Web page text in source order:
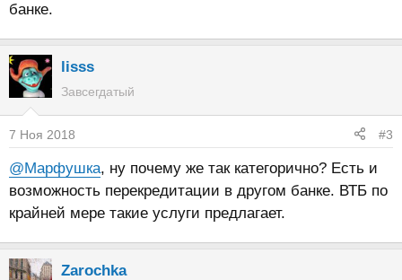
банке.
lisss
Завсегдатый
7 Ноя 2018 #3
@Марфушка, ну почему же так категорично? Есть и
возможность перекредитации в другом банке. ВТБ по
крайней мере такие услуги предлагает.
Zarochka